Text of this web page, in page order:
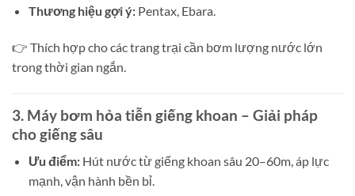
Thương hiệu gợi ý:Pentax, Ebara.
👉 Thích hợp cho các trang trại cần bơm lượng nước lớn
trong thời gian ngắn.
3. Máy bơm hỏa tiễn giếng khoan – Giải pháp
cho giếng sâu
Ưu điểm:Hút nước từ giếng khoan sâu 20–60m, áp lực
mạnh, vận hành bền bỉ.